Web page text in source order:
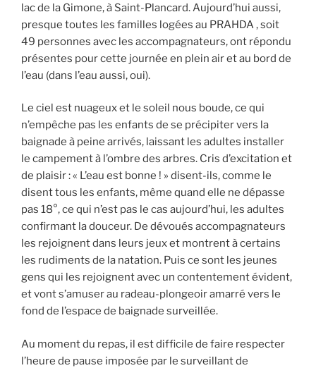
lac de la Gimone, à Saint-Plancard. Aujourd’hui aussi,
presque toutes les familles logées au PRAHDA , soit
49 personnes avec les accompagnateurs, ont répondu
présentes pour cette journée en plein air et au bord de
l’eau (dans l’eau aussi, oui).
Le ciel est nuageux et le soleil nous boude, ce qui
n’empêche pas les enfants de se précipiter vers la
baignade à peine arrivés, laissant les adultes installer
le campement à l’ombre des arbres. Cris d’excitation et
de plaisir : « L’eau est bonne ! » disent-ils, comme le
disent tous les enfants, même quand elle ne dépasse
pas 18°, ce qui n’est pas le cas aujourd’hui, les adultes
confirmant la douceur. De dévoués accompagnateurs
les rejoignent dans leurs jeux et montrent à certains
les rudiments de la natation. Puis ce sont les jeunes
gens qui les rejoignent avec un contentement évident,
et vont s’amuser au radeau-plongeoir amarré vers le
fond de l’espace de baignade surveillée.
Au moment du repas, il est difficile de faire respecter
l’heure de pause imposée par le surveillant de